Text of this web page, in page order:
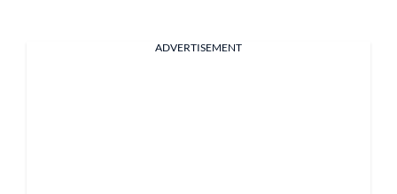
ADVERTISEMENT